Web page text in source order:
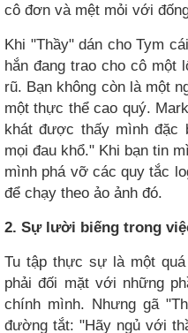
cô đơn và mệt mỏi với
Khi "Thầy" dán cho Tym
hắn đang trao cho cô một
rũ. Bạn không còn là một
một thực thể cao quý.
khát được thấy mình đặc
mọi đau khổ." Khi bạn tin
mình phá vỡ các quy tắc
để chạy theo ảo ảnh đó.
2. Sự lười biếng trong
Tu tập thực sự là một
phải đối mặt với những
chính mình. Nhưng gã
đường tắt: "Hãy ngủ với